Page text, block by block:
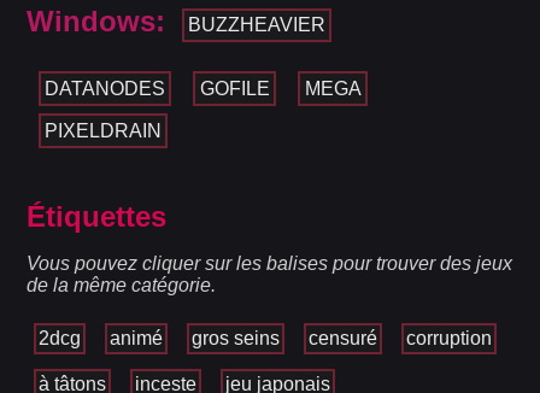
Windows: BUZZHEAVIER
DATANODES GOFILE MEGA
PIXELDRAIN
Étiquettes
Vous pouvez cliquer sur les balises pour trouver des jeux
de la même catégorie.
2dcg animé gros seins censuré corruption
à tâtons inceste jeu japonais